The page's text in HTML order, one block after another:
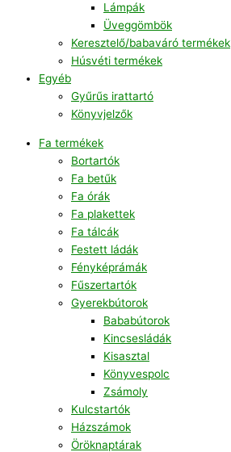
Lámpák
Üveggömbök
Keresztelő/babaváró termékek
Húsvéti termékek
Egyéb
Gyűrűs irattartó
Könyvjelzők
Fa termékek
Bortartók
Fa betűk
Fa órák
Fa plakettek
Fa tálcák
Festett ládák
Fényképrámák
Fűszertartók
Gyerekbútorok
Bababútorok
Kincsesládák
Kisasztal
Könyvespolc
Zsámoly
Kulcstartók
Házszámok
Öröknaptárak